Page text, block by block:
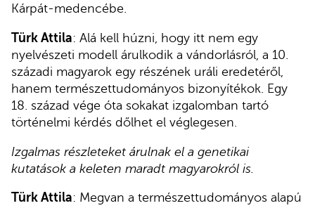
Kárpát-medencébe.
Türk Attila: Alá kell húzni, hogy itt nem egy
nyelvészeti modell árulkodik a vándorlásról, a 10.
századi magyarok egy részének uráli eredetéről,
hanem természettudományos bizonyítékok. Egy
18. század vége óta sokakat izgalomban tartó
történelmi kérdés dőlhet el véglegesen.
Izgalmas részleteket árulnak el a genetikai
kutatások a keleten maradt magyarokról is.
Türk Attila: Megvan a természettudományos alapú